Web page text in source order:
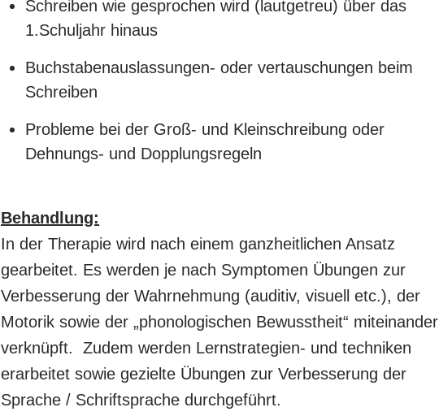
Schreiben wie gesprochen wird (lautgetreu) über das
1.Schuljahr hinaus
Buchstabenauslassungen- oder vertauschungen beim
Schreiben
Probleme bei der Groß- und Kleinschreibung oder
Dehnungs- und Dopplungsregeln
Behandlung:
In der Therapie wird nach einem ganzheitlichen Ansatz
gearbeitet. Es werden je nach Symptomen Übungen zur
Verbesserung der Wahrnehmung (auditiv, visuell etc.), der
Motorik sowie der „phonologischen Bewusstheit“ miteinander
verknüpft. Zudem werden Lernstrategien- und techniken
erarbeitet sowie gezielte Übungen zur Verbesserung der
Sprache / Schriftsprache durchgeführt.